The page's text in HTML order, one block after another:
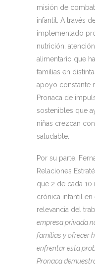
misión de
infantil. A través
implementado
nutrición,
alimentario que
familias en
apoyo constante
Pronaca de
sostenibles que
niñas crezcan
saludable.
Por su parte,
Relaciones
que 2 de cada
crónica infantil
relevancia del
empresa privada
familias y ofrecer
enfrentar esta
Pronaca